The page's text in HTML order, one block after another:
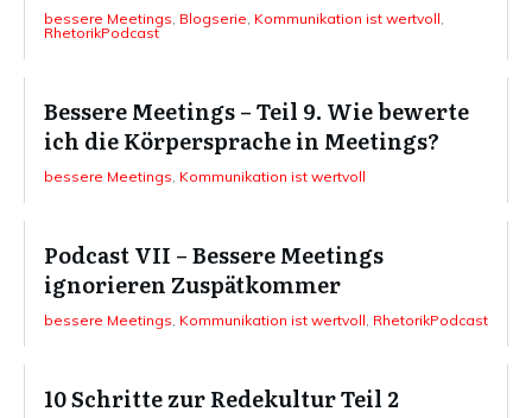
bessere Meetings Blogserie Kommunikation ist wertvoll
RhetorikPodcast
Bessere Meetings – Teil 9. Wie bewerte
ich die Körpersprache in Meetings?
bessere Meetings Kommunikation ist wertvoll
Podcast VII – Bessere Meetings
ignorieren Zuspätkommer
bessere Meetings Kommunikation ist wertvoll RhetorikPodcast
10 Schritte zur Redekultur Teil 2